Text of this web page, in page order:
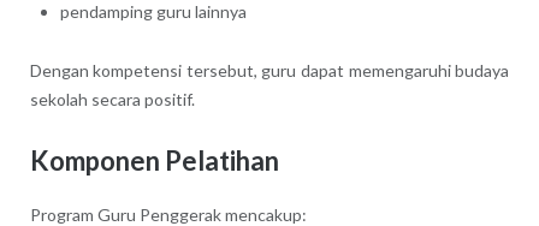
pendamping guru lainnya
Dengan kompetensi tersebut, guru dapat memengaruhi budaya
sekolah secara positif.
Komponen Pelatihan
Program Guru Penggerak mencakup: